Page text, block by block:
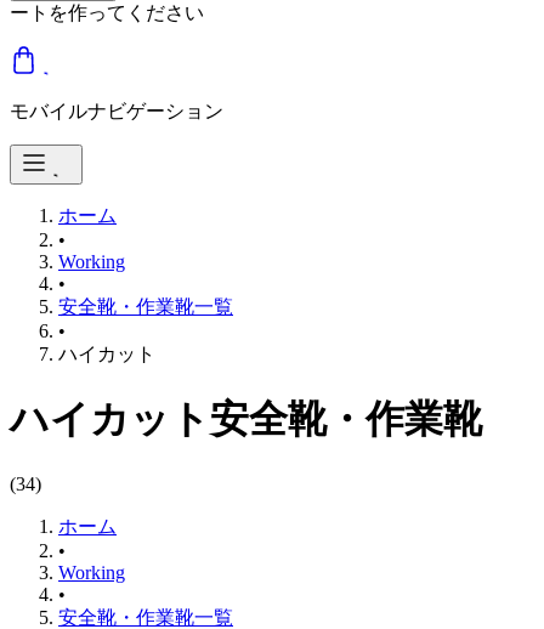
ートを作ってください
モバイルナビゲーション
ホーム
•
Working
•
安全靴・作業靴一覧
•
ハイカット
ハイカット安全靴・作業靴
(34)
ホーム
•
Working
•
安全靴・作業靴一覧